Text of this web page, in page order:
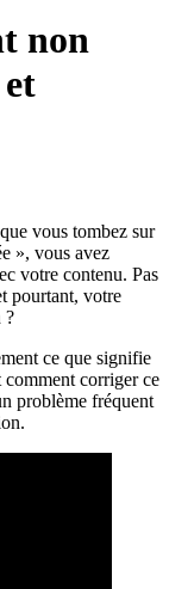
non
vous tombez sur
», vous avez
votre contenu. Pas
pourtant, votre
?
ce que signifie
comment corriger ce
problème fréquent